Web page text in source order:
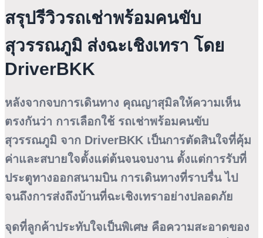
สรุปรีวิวรถเช่าพร้อมคนขับ
สุวรรณภูมิ ส่งฉะเชิงเทรา โดย
DriverBKK
หลังจากจบการเดินทาง คุณญาสุมิลให้ความเห็น
ตรงกันว่า การเลือกใช้ รถเช่าพร้อมคนขับ
สุวรรณภูมิ จาก DriverBKK เป็นการตัดสินใจที่คุ้ม
ค่าและสบายใจตั้งแต่ต้นจนจบงาน ตั้งแต่การรับที่
ประตูทางออกสนามบิน การเดินทางที่ราบรื่น ไป
จนถึงการส่งถึงบ้านที่ฉะเชิงเทราอย่างปลอดภัย
จุดที่ลูกค้าประทับใจเป็นพิเศษ คือความสะอาดของ